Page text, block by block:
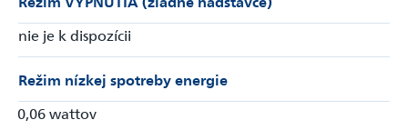
nie je k dispozícii
Režim nízkej spotreby energie
0,06 wattov